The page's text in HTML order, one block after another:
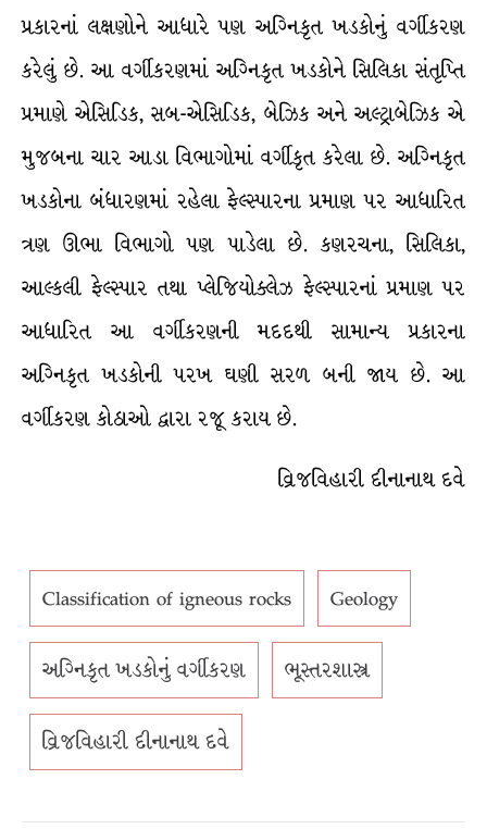
પ્રકારનાં લક્ષણોને આધારે પણ અગ્નિકૃત ખડકોનું વર્ગીકરણ
કરેલું છે. આ વર્ગીકરણમાં અગ્નિકૃત ખડકોને સિલિકા સંતૃપ્તિ
પ્રમાણે એસિડિક, સબ-એસિડિક, બેઝિક અને અલ્ટ્રાબેઝિક એ
મુજબના ચાર આડા વિભાગોમાં વર્ગીકૃત કરેલા છે. અગ્નિકૃત
ખડકોના બંધારણમાં રહેલા ફેલ્સ્પારના પ્રમાણ પર આધારિત
ત્રણ ઊભા વિભાગો પણ પાડેલા છે. કણરચના, સિલિકા,
આલ્કલી ફેલ્સ્પાર તથા પ્લેજિયોક્લેઝ ફેલ્સ્પારનાં પ્રમાણ પર
આધારિત આ વર્ગીકરણની મદદથી સામાન્ય પ્રકારના
અગ્નિકૃત ખડકોની પરખ ઘણી સરળ બની જાય છે. આ
વર્ગીકરણ કોઠાઓ દ્વારા રજૂ કરાય છે.
વ્રિજવિહારી દીનાનાથ દવે
Classification of igneous rocks Geology
અગ્નિકૃત ખડકોનું વર્ગીકરણ ભૂસ્તરશાસ્ત્ર
વ્રિજવિહારી દીનાનાથ દવે